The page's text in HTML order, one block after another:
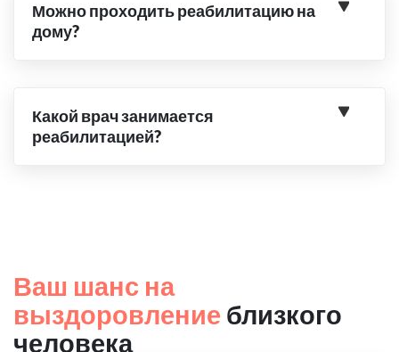
Можно проходить реабилитацию на
дому?
Какой врач занимается
реабилитацией?
Ваш шанс на
выздоровление близкого
человека